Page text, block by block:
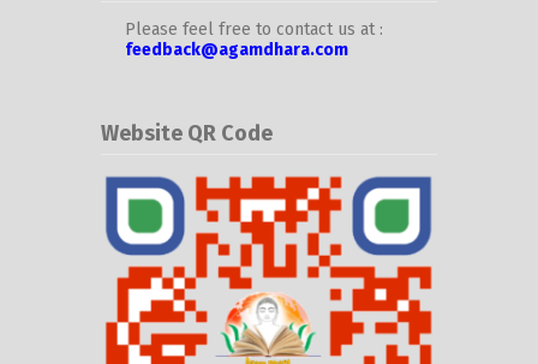
Please feel free to contact us at :
feedback@agamdhara.com
Website QR Code